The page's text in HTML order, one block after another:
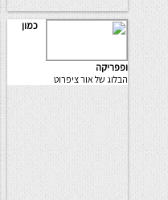
כמון
ופפריקה
הבלוג של אור ציפרוט